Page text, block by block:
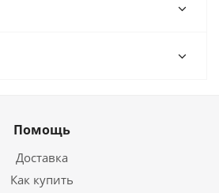
Помощь
Доставка
Как купить